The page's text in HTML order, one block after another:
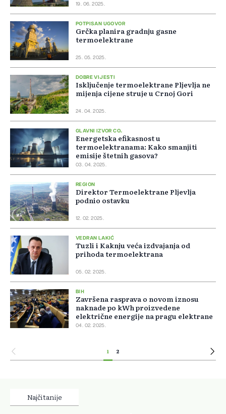
19. 06. 2025.
POTPISAN UGOVOR
Grčka planira gradnju gasne
termoelektrane
25. 05. 2025.
DOBRE VIJESTI
Isključenje termoelektrane Pljevlja ne
mijenja cijene struje u Crnoj Gori
24. 04. 2025.
GLAVNI IZVOR CO₂
Energetska efikasnost u
termoelektranama: Kako smanjiti
emisije štetnih gasova?
03. 04. 2025.
REGION
Direktor Termoelektrane Pljevlja
podnio ostavku
12. 02. 2025.
VEDRAN LAKIĆ
Tuzli i Kaknju veća izdvajanja od
prihoda termoelektrana
05. 02. 2025.
BIH
Završena rasprava o novom iznosu
naknade po kWh proizvedene
električne energije na pragu elektrane
04. 02. 2025.
1 2
Najčitanije